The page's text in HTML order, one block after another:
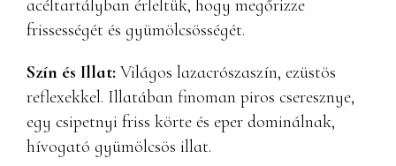
acéltartályban érleltük, hogy megőrizze
frissességét és gyümölcsösségét.
Szín és Illat: Világos lazacrószaszín, ezüstös
reflexekkel. Illatában finoman piros cseresznye,
egy csipetnyi friss körte és eper dominálnak,
hívogató gyümölcsös illat.